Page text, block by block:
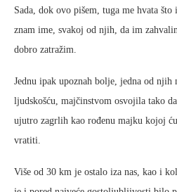
Sada, dok ovo pišem, tuga me hvata
znam ime, svakoj od njih, da im
dobro zatražim.
Jednu ipak upoznah bolje, jedna od njih
ljudskošću, majčinstvom osvojila tako
ujutro zagrlih kao rođenu majku kojoj
vratiti.
Više od 30 km je ostalo iza nas, kao i